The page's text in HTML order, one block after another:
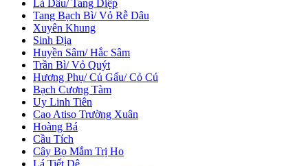
Lá Dâu/ Tang Diệp
Tang Bạch Bì/ Vỏ Rễ Dâu
Xuyên Khung
Sinh Địa
Huyền Sâm/ Hắc Sâm
Trần Bì/ Vỏ Quýt
Hương Phụ/ Củ Gấu/ Cỏ Cú
Bạch Cương Tàm
Uy Linh Tiên
Cao Atiso Trường Xuân
Hoàng Bá
Cầu Tích
Cây Bọ Mắm Trị Ho
Lá Tiết Dê